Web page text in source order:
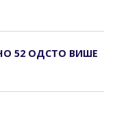
52 ОДСТО ВИШЕ